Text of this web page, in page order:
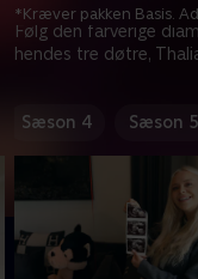
Følg den farverige
hendes tre døtre,
*Kræver pakken Basis.
Sæson 4 Sæson 5